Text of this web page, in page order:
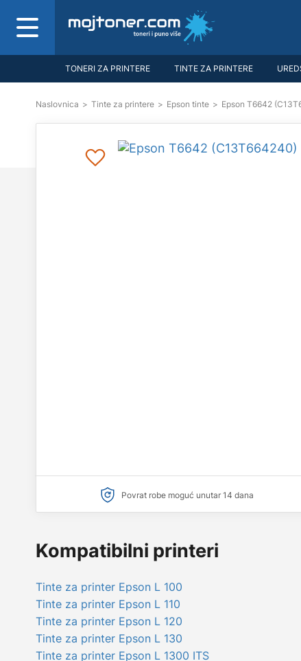
TONERI ZA PRINTERE TINTE ZA PRINTERE
Naslovnica > Tinte za printere > Epson tinte > Epson T6642
Povrat robe moguć unutar 14 dana
Kompatibilni printeri
Tinte za printer Epson L 100
Tinte za printer Epson L 110
Tinte za printer Epson L 120
Tinte za printer Epson L 130
Tinte za printer Epson L 1300 ITS